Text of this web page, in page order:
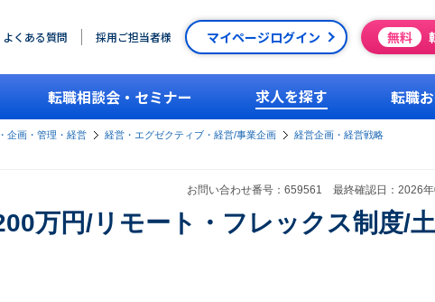
よくある質問 採用ご担当者様 マイページログイン 無料
転職相談会・セミナー 求人を探す 転職
企画・管理・経営 経営・エグゼクティブ・経営/事業企画
経営企画・経営戦略
お問い合わせ番号：659561 最終確認日：2026年
万円/リモート・フレックス制度/